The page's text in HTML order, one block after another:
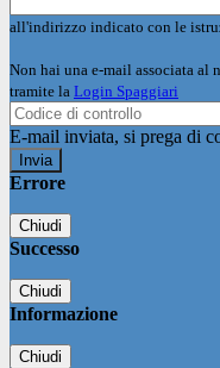
all'indirizzo indicato con le
Non hai una e-mail associata al
tramite la Login Spaggiari
E-mail inviata, si prega di
Errore
Chiudi
Successo
Chiudi
Informazione
Chiudi